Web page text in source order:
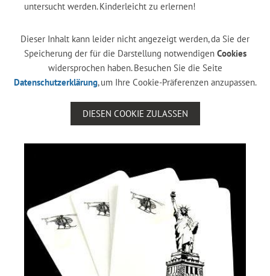
untersucht werden. Kinderleicht zu erlernen!
Dieser Inhalt kann leider nicht angezeigt werden, da Sie der
Speicherung der für die Darstellung notwendigen Cookies
widersprochen haben. Besuchen Sie die Seite
Datenschutzerklärung, um Ihre Cookie-Präferenzen anzupassen.
DIESEN COOKIE ZULASSEN